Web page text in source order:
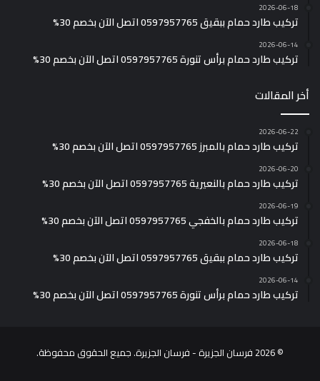
2026-06-18
تركيب طارد حمام ببقيق 0597957765 اتصل الآن بخصم 30%
2026-06-14
تركيب طارد حمام برأس تنورة 0597957765 اتصل الآن بخصم 30%
أخر المقالات
2026-06-22
تركيب طارد حمام بالمبرز 0597957765 اتصل الآن بخصم 30%
2026-06-20
تركيب طارد حمام بالنعيرية 0597957765 اتصل الآن بخصم 30%
2026-06-19
تركيب طارد حمام بالخفجي 0597957765 اتصل الآن بخصم 30%
2026-06-18
تركيب طارد حمام ببقيق 0597957765 اتصل الآن بخصم 30%
2026-06-14
تركيب طارد حمام برأس تنورة 0597957765 اتصل الآن بخصم 30%
© 2026 فرسان الجزيرة - فرسان الجزيرة. جميع الحقوق محفوظة.